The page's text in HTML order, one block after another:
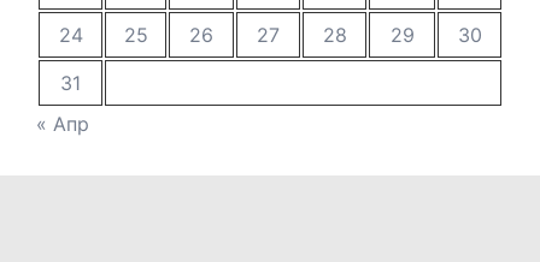
24
25 26 27 28 29
30
31
« Апр